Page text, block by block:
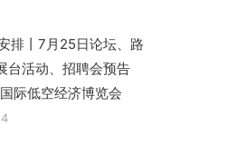
排丨7月25日论坛、路
台活动、招聘会预告
低空经济博览会